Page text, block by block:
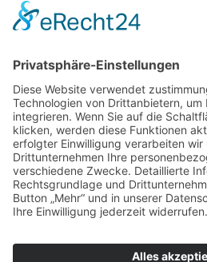
Accessoires
Kleider
Homewear
Jacken & Mäntel
Curvy
Herren
Kids
Burda Fantasy
Accessoires & Deko
NEU im Shop
SALE
Suchen